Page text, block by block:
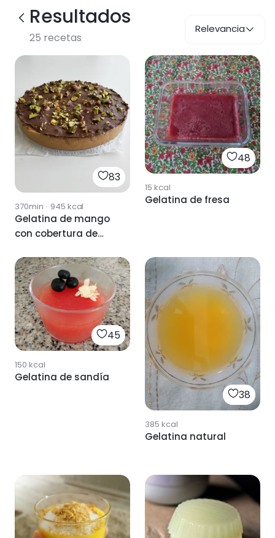
Resultados
25 recetas
Relevancia
83
370min · 945 kcal
Gelatina de mango
con cobertura de
48
15 kcal
Gelatina de fresa
45
150 kcal
Gelatina de sandía
38
385 kcal
Gelatina natural